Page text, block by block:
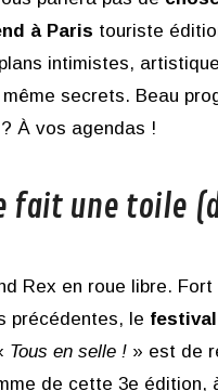
à Paris touriste
intimistes,
secrets. Beau
À vos agendas !
fait une toile
Rex en roue libre.
précédentes, le festival
Tous en selle ! » est de
de cette 3e édition,